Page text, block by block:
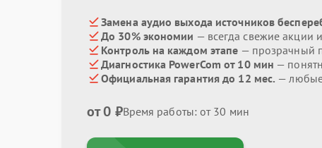
Замена аудио выхода источников
До 30% экономии — всегда свежие акции
Контроль на каждом этапе — прозрачный
Диагностика PowerCom от 10 мин —
Официальная гарантия до 12 мес. — любые
от 0 ₽Время работы: от 30 мин